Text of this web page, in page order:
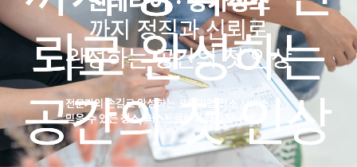
뢰로 완성하는
공간의 첫 인상
뢰로 완성하는
공간의 첫 인상
뢰로 완성하는
공간의 첫 인상
까지 정직과 신뢰로
완성하는 공간의 첫 인상
전문가의 손길로 완성하는 프리미엄 청소 서비스
믿을 수 있는 청소, 퍼스트클린이 책입집니다!
까지 정직과 신뢰로
완성하는 공간의 첫 인상
전문가의 손길로 완성하는 프리미엄 청소 서비스
믿을 수 있는 청소, 퍼스트클린이 책입집니다!
까지 정직과 신뢰로
완성하는 공간의 첫 인상
전문가의 손길로 완성하는 프리미엄 청소 서비스
믿을 수 있는 청소, 퍼스트클린이 책입집니다!